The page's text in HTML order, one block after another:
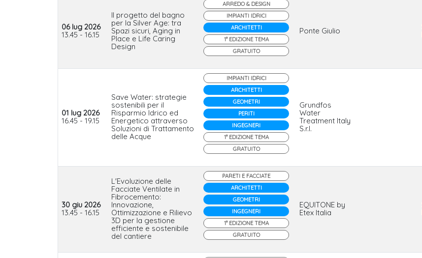
06 lug 2026
13.45 - 16.15
Il progetto del bagno
per la Silver Age: tra
Spazi sicuri, Aging in
Place e Life Caring
Design
ARREDO & DESIGN
IMPIANTI IDRICI
ARCHITETTI
1° EDIZIONE TEMA
GRATUITO
Ponte Giulio
01 lug 2026
16.45 - 19.15
Save Water: strategie
sostenibili per il
Risparmio Idrico ed
Energetico attraverso
Soluzioni di Trattamento
delle Acque
IMPIANTI IDRICI
ARCHITETTI
GEOMETRI
PERITI
INGEGNERI
1° EDIZIONE TEMA
GRATUITO
Grundfos
Water
Treatment Italy
S.r.l.
30 giu 2026
13.45 - 16.15
L'Evoluzione delle
Facciate Ventilate in
Fibrocemento:
Innovazione,
Ottimizzazione e Rilievo
3D per la gestione
efficiente e sostenibile
del cantiere
PARETI E FACCIATE
ARCHITETTI
GEOMETRI
INGEGNERI
1° EDIZIONE TEMA
GRATUITO
EQUITONE by
Etex Italia